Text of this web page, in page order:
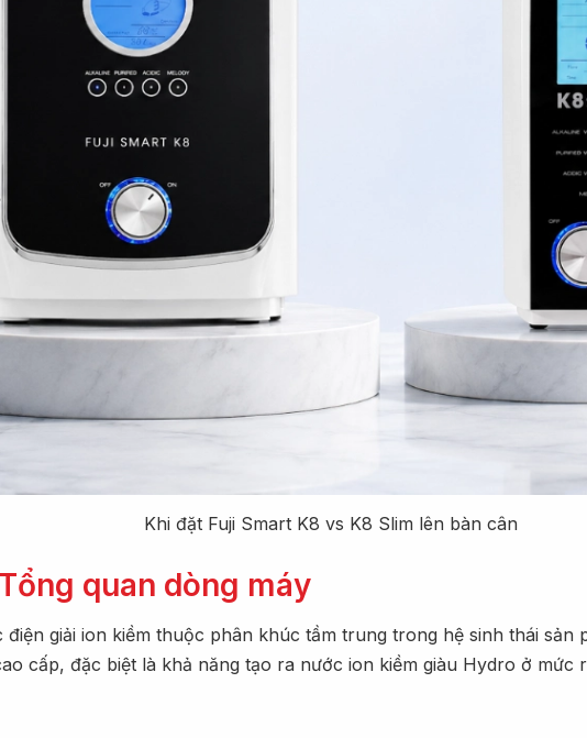
Khi đặt Fuji Smart K8 vs K8 Slim lên bàn cân
quan dòng máy
giải ion kiềm thuộc phân khúc tầm trung trong hệ sinh thái sản
cấp, đặc biệt là khả năng tạo ra nước ion kiềm giàu Hydro ở